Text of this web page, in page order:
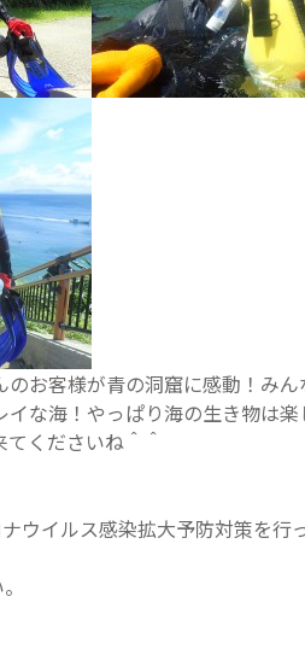
お客様が青の洞窟に感動！み
な海！やっぱり海の生き物は
くださいね＾＾
イルス感染拡大予防対策を行